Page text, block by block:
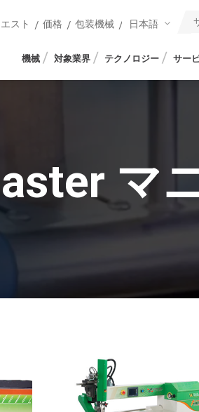
スト 価格 包装機械 日本語
機械 対象業界 テクノロジー サー
マ